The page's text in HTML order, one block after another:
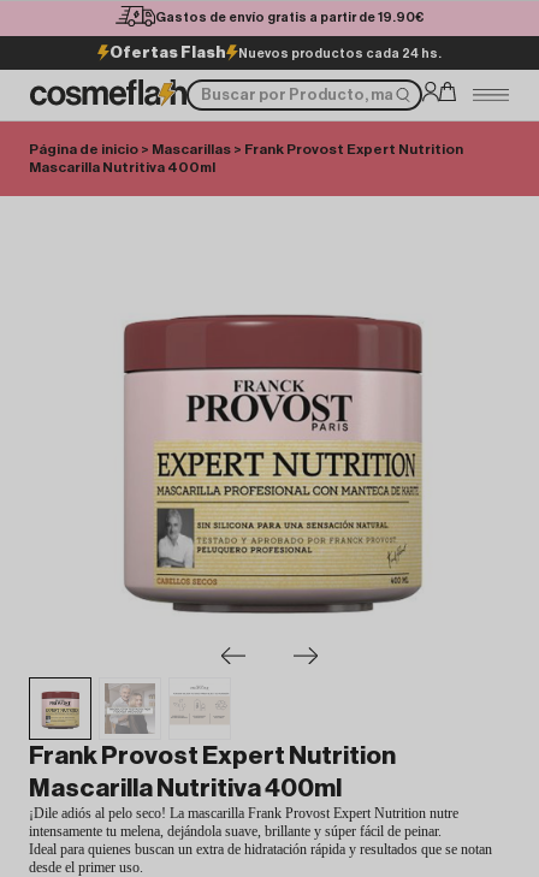
Gastos de envío gratis a partir de 19.90€
Ofertas Flash Nuevos productos cada 24 hs.
Página de inicio > Mascarillas > Frank Provost Expert Nutrition
Mascarilla Nutritiva 400ml
Frank Provost Expert Nutrition
Mascarilla Nutritiva 400ml
¡Dile adiós al pelo seco! La mascarilla Frank Provost Expert Nutrition nutre
intensamente tu melena, dejándola suave, brillante y súper fácil de peinar.
Ideal para quienes buscan un extra de hidratación rápida y resultados que se notan
desde el primer uso.